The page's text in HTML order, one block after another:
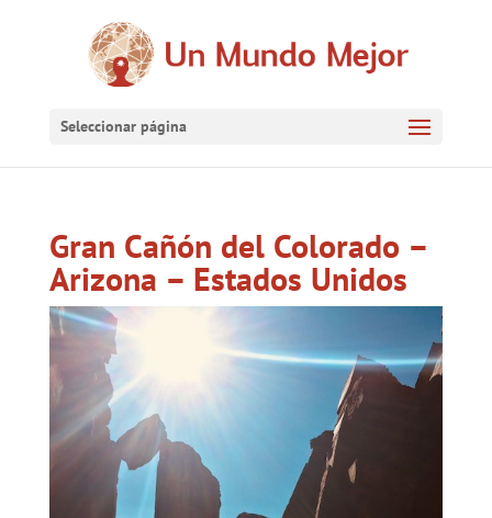
Seleccionar página
Gran Cañón del Colorado –
Arizona – Estados Unidos